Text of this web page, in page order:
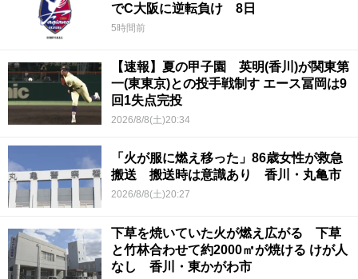
でC大阪に逆転負け 8日
5時間前
【速報】夏の甲子園 英明(香川)が関東第
一(東東京)との投手戦制す エース冨岡は9
回1失点完投
2026/8/8(土)20:34
「火が服に燃え移った」86歳女性が救急
搬送 搬送時は意識あり 香川・丸亀市
2026/8/8(土)20:27
下草を焼いていた火が燃え広がる 下草
と竹林合わせて約2000㎡が焼ける けが人
なし 香川・東かがわ市